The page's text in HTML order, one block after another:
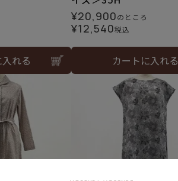
れる
¥20,900のところ
¥12,540税込
カートに入れる